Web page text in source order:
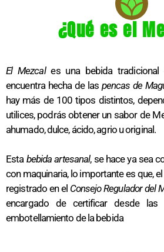
¿Qué es el
El Mezcales una bebida tradicional
encuentra hecha de las pencas de
hay más de 100 tipos distintos,
utilices, podrás obtener un sabor de
ahumado, dulce, ácido, agrio u original.
Esta bebida artesanal, se hace ya sea
con maquinaria, lo importante es que,
registrado en el Consejo Regulador del
encargado de certificar desde las
embotellamiento de la bebida